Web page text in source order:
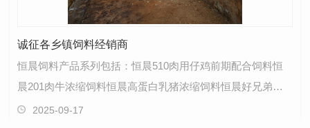
诚征各乡镇饲料经销商
恒晨饲料产品系列包括：恒晨510肉用仔鸡前期配合饲料恒
晨201肉牛浓缩饲料恒晨高蛋白乳猪浓缩饲料恒晨好兄弟乳
猪浓缩饲料恒晨宝贝代乳配合饲料现诚征各乡镇饲料经销…
2025-09-17